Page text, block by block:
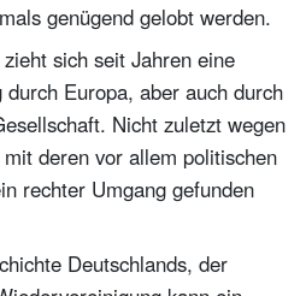
genügend gelobt werden.
sich seit Jahren eine
Europa, aber auch durch
Nicht zuletzt wegen
mit deren vor allem politischen
rechter Umgang gefunden
Deutschlands, der